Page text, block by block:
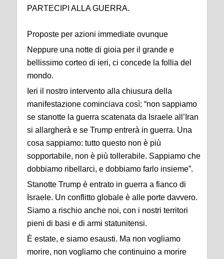
PARTECIPI ALLA GUERRA.
Proposte per azioni immediate ovunque
Neppure una notte di gioia per il grande e
bellissimo corteo di ieri, ci concede la follia del
mondo.
Ieri il nostro intervento alla chiusura della
manifestazione cominciava così: “non sappiamo
se stanotte la guerra scatenata da Israele all’Iran
si allargherà e se Trump entrerà in guerra. Una
cosa sappiamo: tutto questo non è più
sopportabile, non è più tollerabile. Sappiamo che
dobbiamo ribellarci, e dobbiamo farlo insieme”.
Stanotte Trump è entrato in guerra a fianco di
Israele. Un conflitto globale è alle porte davvero.
Siamo a rischio anche noi, con i nostri territori
pieni di basi e di armi statunitensi.
È estate, e siamo esausti. Ma non vogliamo
morire, non vogliamo che continuino a morire